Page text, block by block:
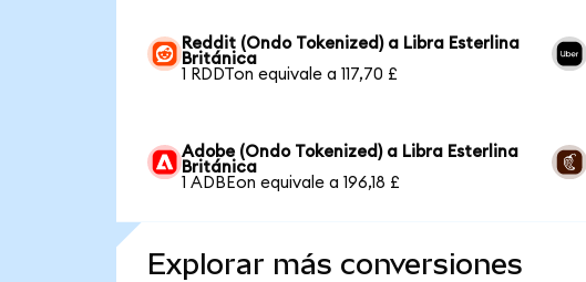
Reddit (Ondo Tokenized) a Libra Esterlina
Británica
1 RDDTon equivale a 117,70 £
Adobe (Ondo Tokenized) a Libra Esterlina
Británica
1 ADBEon equivale a 196,18 £
Explorar más conversiones